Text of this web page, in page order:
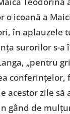
o icoană a
în aplauzele
surorilor s-a
„pentru
conferințelor,
acestor zile să
gând de